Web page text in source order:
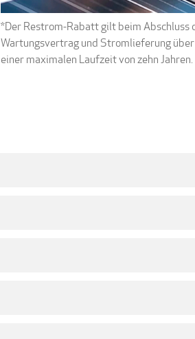
*Der Restrom-Rabatt gilt beim Abschluss
Wartungsvertrag und Stromlieferung
einer maximalen Laufzeit von zehn Jahren.